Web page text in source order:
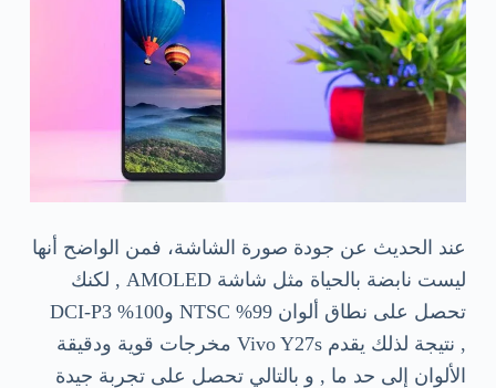
عند الحديث عن جودة صورة الشاشة، فمن الواضح أنها
ليست نابضة بالحياة مثل شاشة AMOLED , لكنك
تحصل على نطاق ألوان 99% NTSC و100% DCI-P3
, نتيجة لذلك يقدم Vivo Y27s مخرجات قوية ودقيقة
الألوان إلى حد ما , و بالتالي تحصل على تجربة جيدة